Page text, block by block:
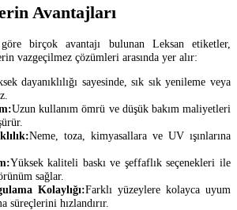
Avantajları
birçok avantajı bulunan Leksan etiketler,
vazgeçilmez çözümleri arasında yer alır:
dayanıklılığı sayesinde, sık sık yenileme veya
Uzun kullanım ömrü ve düşük bakım maliyetleri
Neme, toza, kimyasallara ve UV ışınlarına
Yüksek kaliteli baskı ve şeffaflık seçenekleri ile
sağlar.
Kolaylığı:Farklı yüzeylere kolayca uyum
süreçlerini hızlandırır.